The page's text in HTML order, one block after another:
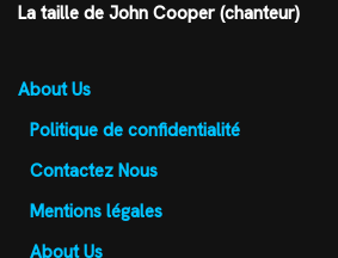
La taille de John Cooper (chanteur)
About Us
Politique de confidentialité
Contactez Nous
Mentions légales
About Us